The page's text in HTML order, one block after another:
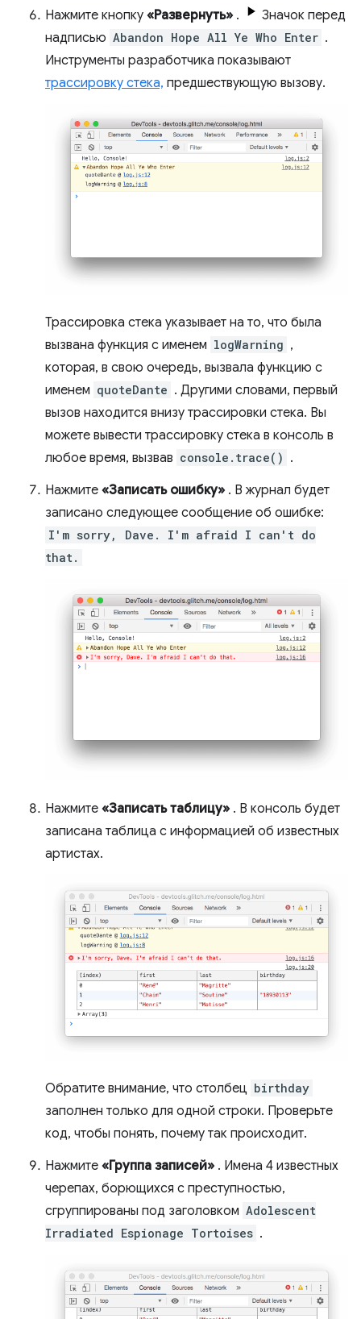
Нажмите кнопку «Развернуть» .
Значок перед
надписью Abandon Hope All Ye Who Enter .
Инструменты разработчика показывают
трассировку стека, предшествующую вызову.
Трассировка стека указывает на то, что была
вызвана функция с именем logWarning ,
которая, в свою очередь, вызвала функцию с
именем quoteDante . Другими словами, первый
вызов находится внизу трассировки стека. Вы
можете вывести трассировку стека в консоль в
любое время, вызвав console.trace() .
Нажмите «Записать ошибку» . В журнал будет
записано следующее сообщение об ошибке:
I'm sorry, Dave. I'm afraid I can't do
that.
Нажмите «Записать таблицу» . В консоль будет
записана таблица с информацией об известных
артистах.
Обратите внимание, что столбец birthday
заполнен только для одной строки. Проверьте
код, чтобы понять, почему так происходит.
Нажмите «Группа записей» . Имена 4 известных
черепах, борющихся с преступностью,
сгруппированы под заголовком Adolescent
Irradiated Espionage Tortoises .